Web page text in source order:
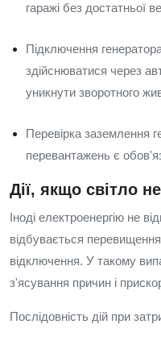
гаражі без достатньої
Підключення
здійснюватися через
уникнути зворотного
Перевірка заземлення
перевантажень є
Дії, якщо світло
Іноді електроенергію не
відбувається перевищення
відключення. У такому
з'ясування причин і
Послідовність дій при